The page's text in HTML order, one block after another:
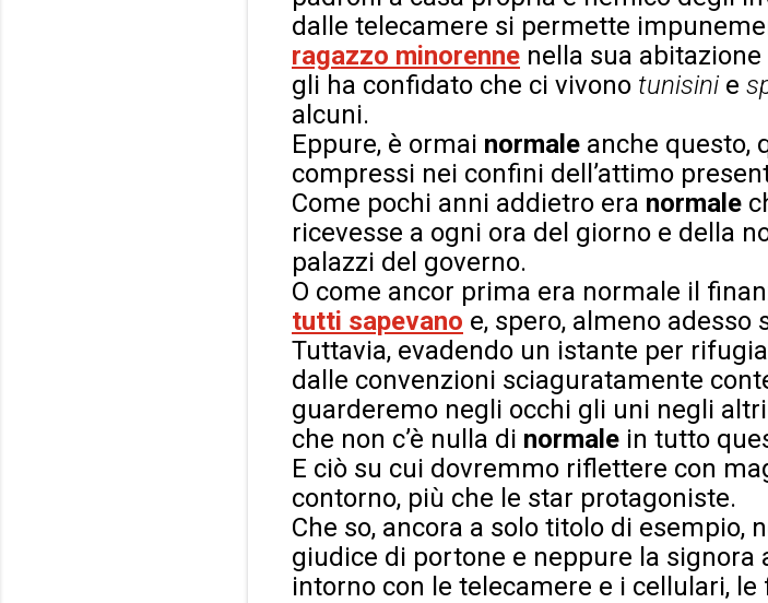
dalle telecamere si permette
ragazzo minorenne nella sua
gli ha confidato che ci vivono tunisini e
alcuni.
Eppure, è ormai normale anche questo,
compressi nei confini dell’attimo
Come pochi anni addietro era normale
ricevesse a ogni ora del giorno e della
palazzi del governo.
O come ancor prima era normale il
tutti sapevano e, spero, almeno adesso
Tuttavia, evadendo un istante per
dalle convenzioni sciaguratamente
guarderemo negli occhi gli uni negli
che non c’è nulla di normale in tutto
E ciò su cui dovremmo riflettere con
contorno, più che le star protagoniste.
Che so, ancora a solo titolo di esempio,
giudice di portone e neppure la signora
intorno con le telecamere e i cellulari, le